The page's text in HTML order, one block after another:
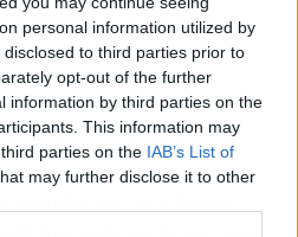
personal information utilized by
to third parties prior to
opt-out of the further
information by third parties on the
This information may
parties on the IAB’s List of
may further disclose it to other
a tiempo; ahora vendrá
al metro) cuando tú
es si este tipo de
la identidad de la